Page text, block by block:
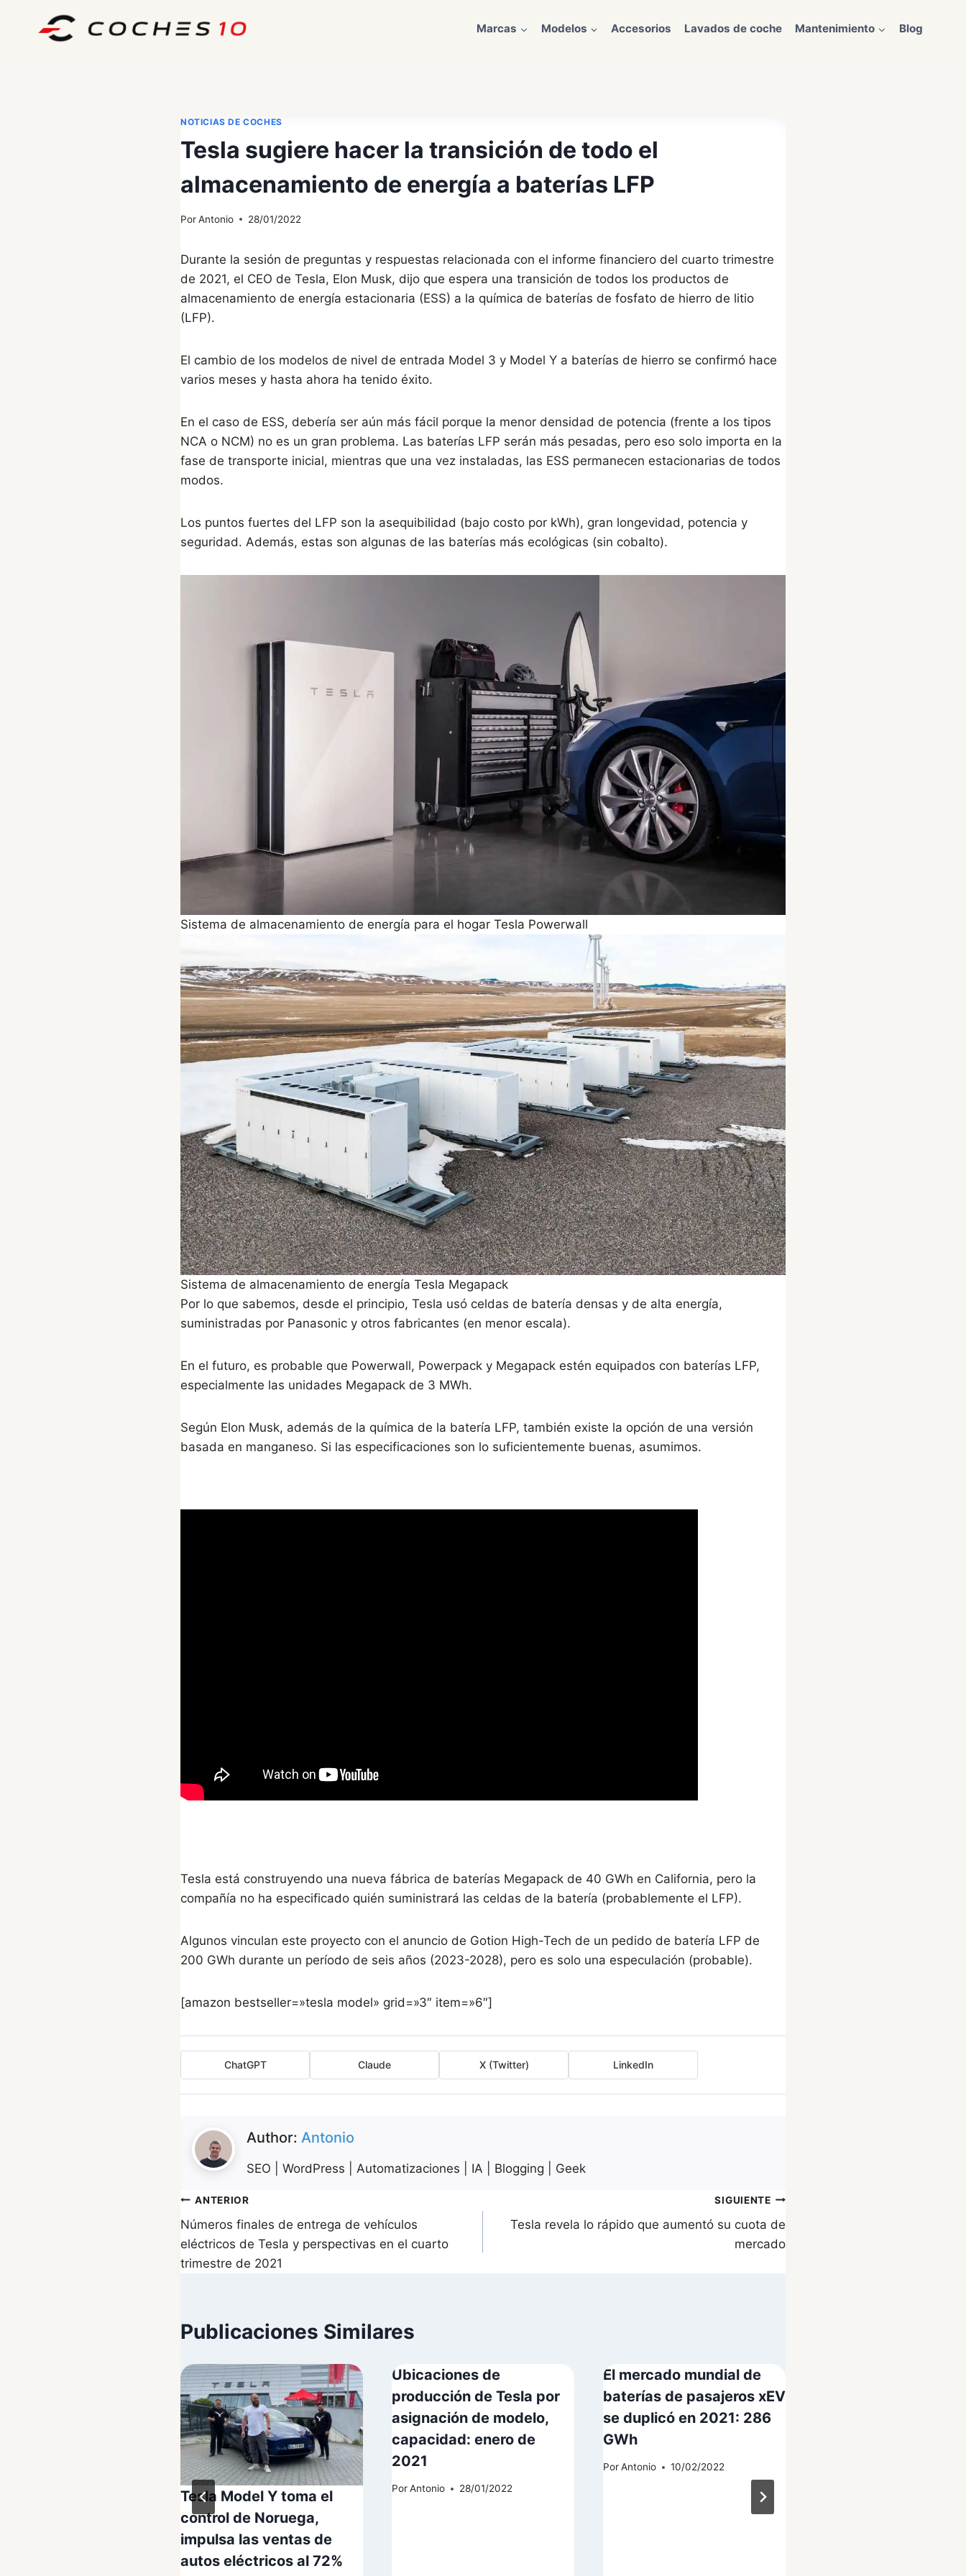
Marcas Modelos Accesorios Lavados de coche Mantenimiento Blog
NOTICIAS DE COCHES
Tesla sugiere hacer la transición de todo el
almacenamiento de energía a baterías LFP
PorAntonio 28/01/2022
Durante la sesión de preguntas y respuestas relacionada con el informe financiero del cuarto trimestre
de 2021, el CEO de Tesla, Elon Musk, dijo que espera una transición de todos los productos de
almacenamiento de energía estacionaria (ESS) a la química de baterías de fosfato de hierro de litio
(LFP).
El cambio de los modelos de nivel de entrada Model 3 y Model Y a baterías de hierro se confirmó hace
varios meses y hasta ahora ha tenido éxito.
En el caso de ESS, debería ser aún más fácil porque la menor densidad de potencia (frente a los tipos
NCA o NCM) no es un gran problema. Las baterías LFP serán más pesadas, pero eso solo importa en la
fase de transporte inicial, mientras que una vez instaladas, las ESS permanecen estacionarias de todos
modos.
Los puntos fuertes del LFP son la asequibilidad (bajo costo por kWh), gran longevidad, potencia y
seguridad. Además, estas son algunas de las baterías más ecológicas (sin cobalto).
Sistema de almacenamiento de energía para el hogar Tesla Powerwall
Sistema de almacenamiento de energía Tesla Megapack
Por lo que sabemos, desde el principio, Tesla usó celdas de batería densas y de alta energía,
suministradas por Panasonic y otros fabricantes (en menor escala).
En el futuro, es probable que Powerwall, Powerpack y Megapack estén equipados con baterías LFP,
especialmente las unidades Megapack de 3 MWh.
Según Elon Musk, además de la química de la batería LFP, también existe la opción de una versión
basada en manganeso. Si las especificaciones son lo suficientemente buenas, asumimos.
Tesla está construyendo una nueva fábrica de baterías Megapack de 40 GWh en California, pero la
compañía no ha especificado quién suministrará las celdas de la batería (probablemente el LFP).
Algunos vinculan este proyecto con el anuncio de Gotion High-Tech de un pedido de batería LFP de
200 GWh durante un período de seis años (2023-2028), pero es solo una especulación (probable).
[amazon bestseller=»tesla model» grid=»3″ item=»6″]
ChatGPT Claude X (Twitter) LinkedIn
Author: Antonio
SEO | WordPress | Automatizaciones | IA | Blogging | Geek
Navegación
de
entradas
ANTERIOR
Números finales de entrega de vehículos
eléctricos de Tesla y perspectivas en el cuarto
trimestre de 2021
SIGUIENTE
Tesla revela lo rápido que aumentó su cuota de
mercado
Publicaciones Similares
Tesla Model Y toma el
control de Noruega,
impulsa las ventas de
autos eléctricos al 72%
Ubicaciones de
producción de Tesla por
asignación de modelo,
capacidad: enero de
2021
PorAntonio 28/01/2022
El mercado mundial de
baterías de pasajeros xEV
se duplicó en 2021: 286
GWh
PorAntonio 10/02/2022